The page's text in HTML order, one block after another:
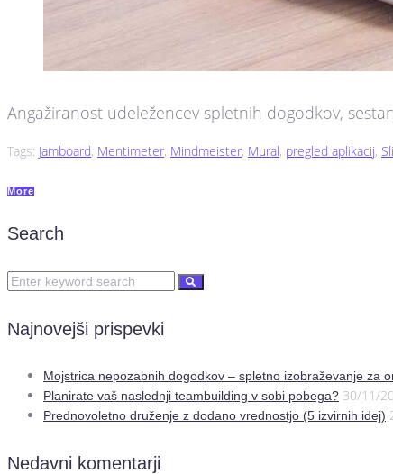
Angažiranost udeležencev spletnih dogodkov,
Tags: Jamboard, Mentimeter, Mindmeister, Mural, pregled aplikacij,
More
Search
Najnovejši prispevki
Mojstrica nepozabnih dogodkov – spletno izobraževanje za
Planirate vaš naslednji teambuilding v sobi pobega? 30/11/
Prednovoletno druženje z dodano vrednostjo (5 izvirnih idej)
Nedavni komentarji